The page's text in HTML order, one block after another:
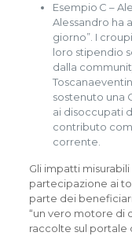
Esempio C –
Alessandro ha
giorno”. I
loro stipendio
dalla
sostenuto una
ai disoccupati
contributo
corrente.
Gli impatti
partecipazione ai
parte dei
“un vero motore di
raccolte sul portale